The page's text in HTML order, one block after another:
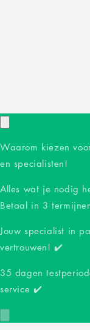
Waarom kiezen
en specialisten!
Alles wat je nodig
Betaal in 3
Jouw specialist in
vertrouwen! ✔️
35 dagen
service ✔️